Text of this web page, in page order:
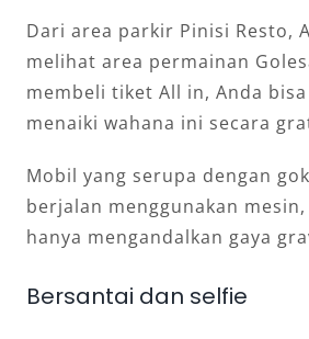
Dari area parkir Pinisi Resto,
melihat area permainan
membeli tiket All in, Anda
menaiki wahana ini secara
Mobil yang serupa dengan
berjalan menggunakan
hanya mengandalkan gaya
Bersantai dan selfie